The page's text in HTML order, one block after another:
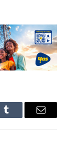
Tumblr Email